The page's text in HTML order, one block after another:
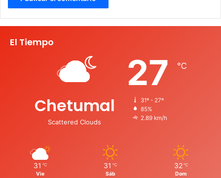
El Tiempo
Chetumal
Scattered Clouds
27 ℃
31º - 27º
85%
2.89 km/h
31 ℃
Vie
31 ℃
Sáb
32 ℃
Dom